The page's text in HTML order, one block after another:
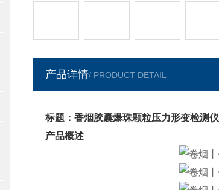
产品详情/ PRODUCT DETAIL
标题：香烟胶囊爆珠颗粒压力形变检测仪
产品概述